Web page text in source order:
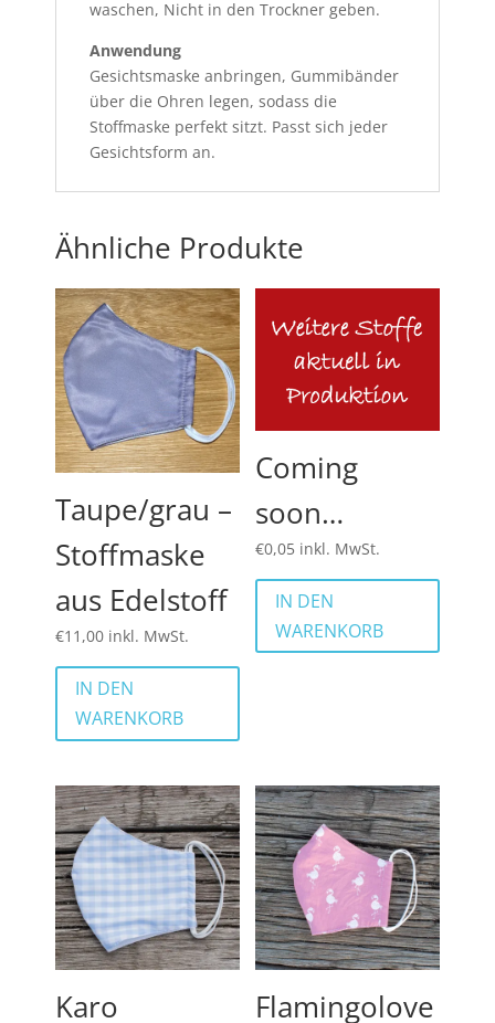
waschen, Nicht in den Trockner geben.
Anwendung
Gesichtsmaske anbringen, Gummibänder
über die Ohren legen, sodass die
Stoffmaske perfekt sitzt. Passt sich jeder
Gesichtsform an.
Ähnliche Produkte
Taupe/grau –
Stoffmaske
aus Edelstoff
€11,00 inkl. MwSt.
IN DEN
WARENKORB
Coming
soon…
€0,05 inkl. MwSt.
IN DEN
WARENKORB
Karo
Flamingolove